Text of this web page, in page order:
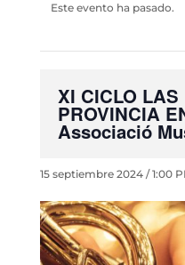
Este evento ha pasado.
XI CICLO
PROVINCIA
Associació
15 septiembre 2024 / 1:00